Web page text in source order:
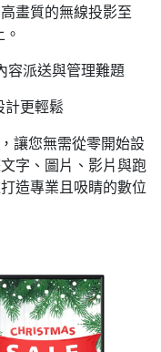
畫質的無線投影至
容派送與管理難題
計更輕鬆
讓您無需從零開始設
字、圖片、影片與跑
造專業且吸睛的數位